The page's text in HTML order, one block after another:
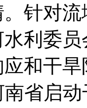
针对
利委
应和干
南省启